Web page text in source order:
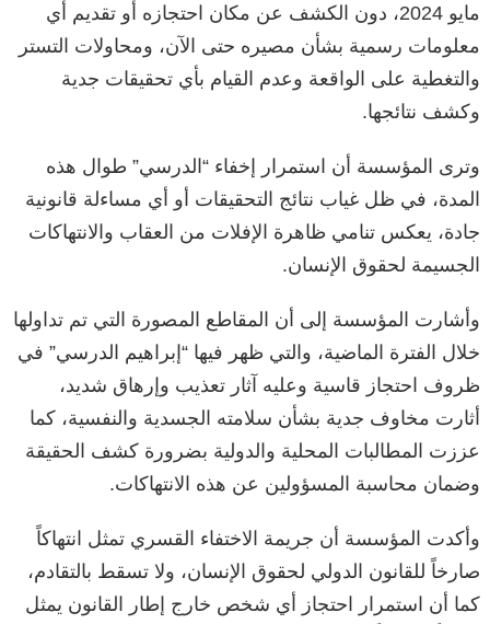
مايو 2024، دون الكشف عن مكان احتجازه أو تقديم أي
معلومات رسمية بشأن مصيره حتى الآن، ومحاولات التستر
والتغطية على الواقعة وعدم القيام بأي تحقيقات جدية
وكشف نتائجها.
وترى المؤسسة أن استمرار إخفاء “الدرسي” طوال هذه
المدة، في ظل غياب نتائج التحقيقات أو أي مساءلة قانونية
جادة، يعكس تنامي ظاهرة الإفلات من العقاب والانتهاكات
الجسيمة لحقوق الإنسان.
وأشارت المؤسسة إلى أن المقاطع المصورة التي تم تداولها
خلال الفترة الماضية، والتي ظهر فيها “إبراهيم الدرسي” في
ظروف احتجاز قاسية وعليه آثار تعذيب وإرهاق شديد،
أثارت مخاوف جدية بشأن سلامته الجسدية والنفسية، كما
عززت المطالبات المحلية والدولية بضرورة كشف الحقيقة
وضمان محاسبة المسؤولين عن هذه الانتهاكات.
وأكدت المؤسسة أن جريمة الاختفاء القسري تمثل انتهاكاً
صارخاً للقانون الدولي لحقوق الإنسان، ولا تسقط بالتقادم،
كما أن استمرار احتجاز أي شخص خارج إطار القانون يمثل